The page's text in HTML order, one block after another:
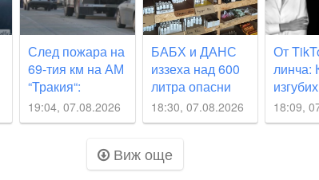
След пожара на
69-тия км на АМ
“Тракия“:
Образуваха
досъдебно
производство
19:04, 07.08.2026
БАБХ и ДАНС
иззеха над 600
литра опасни
препарати в
Пловдивско
18:30, 07.08.2026
От
линча:
децата
18:09,
Виж още